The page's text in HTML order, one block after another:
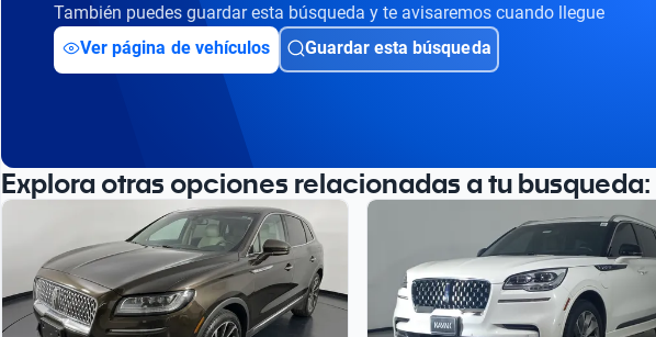
También puedes guardar esta búsqueda y te avisaremos cuando llegue
Ver página de vehículos
Guardar esta búsqueda
Explora otras opciones relacionadas a tu busqueda: